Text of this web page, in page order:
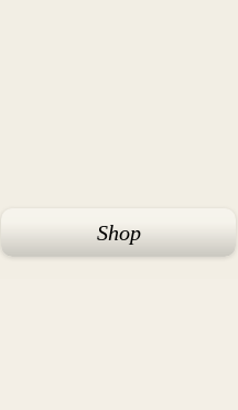
Shop